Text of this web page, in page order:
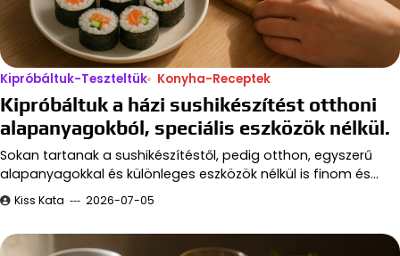
Kipróbáltuk-Teszteltük Konyha-Receptek
Kipróbáltuk a házi sushikészítést otthoni
alapanyagokból, speciális eszközök nélkül.
Sokan tartanak a sushikészítéstől, pedig otthon, egyszerű
alapanyagokkal és különleges eszközök nélkül is finom és…
Kiss Kata 2026-07-05